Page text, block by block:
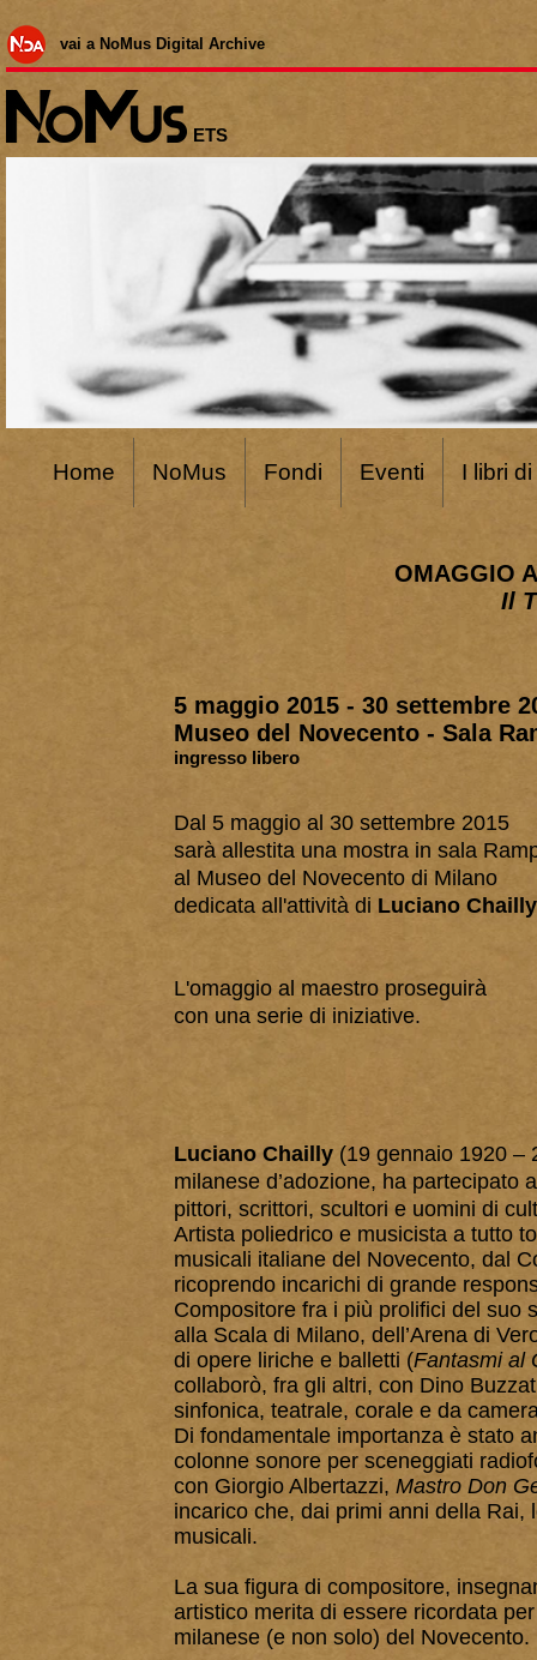
Home NoMus Fondi Eventi I libri
vai a NoMus Digital Archive
ETS
OMAGGIO
Il
5 maggio 2015 - 30 settembre
Museo del Novecento - Sala
ingresso libero
Dal 5 maggio al 30 settembre 2015
sarà allestita una mostra in sala
al Museo del Novecento di Milano
dedicata all'attività di Luciano Chailly
L'omaggio al maestro proseguirà
con una serie di iniziative.
Luciano Chailly (19 gennaio 1920 –
milanese d’adozione, ha partecipato
pittori, scrittori, scultori e uomini di
Artista poliedrico e musicista a tutto
musicali italiane del Novecento, dal
ricoprendo incarichi di grande
Compositore fra i più prolifici del suo
alla Scala di Milano, dell’Arena di
di opere liriche e balletti (Fantasmi al
collaborò, fra gli altri, con Dino
sinfonica, teatrale, corale e da
Di fondamentale importanza è stato
colonne sonore per sceneggiati
con Giorgio Albertazzi, Mastro Don
incarico che, dai primi anni della
musicali.
La sua figura di compositore,
artistico merita di essere ricordata
milanese (e non solo) del Novecento.